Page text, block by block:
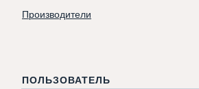
Производители
ПОЛЬЗОВАТЕЛЬ